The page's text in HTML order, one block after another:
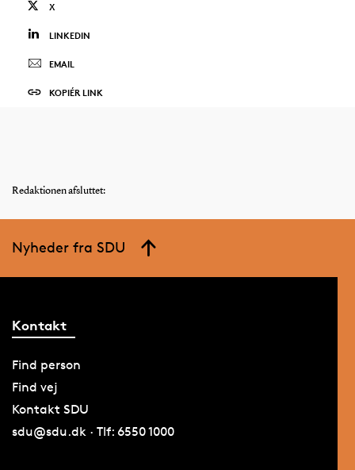
X
LINKEDIN
EMAIL
KOPIÉR LINK
Redaktionen afsluttet:
Nyheder fra SDU
Kontakt
Find person
Find vej
Kontakt SDU
sdu@sdu.dk · Tlf: 6550 1000